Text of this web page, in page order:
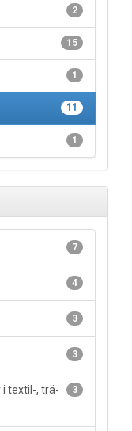
2
15
1
11
1
7
4
3
3
3
textil-, trä-